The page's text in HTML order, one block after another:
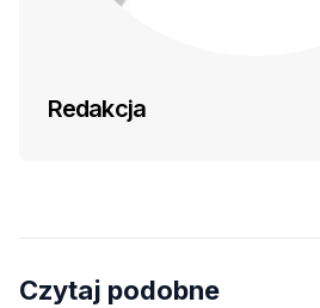
Redakcja
Czytaj podobne